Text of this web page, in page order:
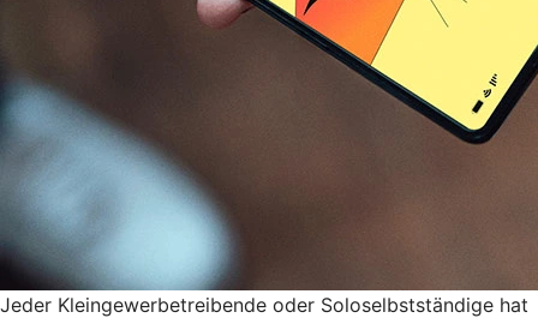
Jeder Kleingewerbetreibende oder Soloselbstständige hat